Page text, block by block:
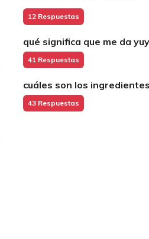
12 Respuestas
qué significa que me da
41 Respuestas
cuáles son los
43 Respuestas